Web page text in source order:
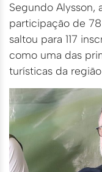
Segundo
participação de
saltou para 117
como uma das
turísticas da